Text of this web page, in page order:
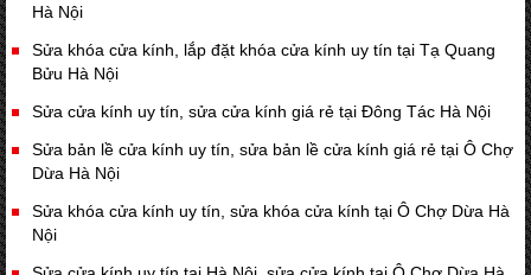
Hà Nội
Sửa khóa cửa kính, lắp đặt khóa cửa kính uy tín tại Tạ Quang
Bửu Hà Nội
Sửa cửa kính uy tín, sửa cửa kính giá rẻ tại Đông Tác Hà Nội
Sửa bản lề cửa kính uy tín, sửa bản lề cửa kính giá rẻ tại Ô Chợ
Dừa Hà Nội
Sửa khóa cửa kính uy tín, sửa khóa cửa kính tại Ô Chợ Dừa Hà
Nội